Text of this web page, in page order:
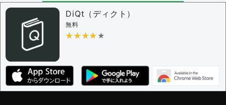
DiQt（ディクト）
無料
★★★★★
★★★★★